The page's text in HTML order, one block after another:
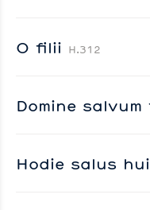
O filii H.312
Domine
Hodie salus